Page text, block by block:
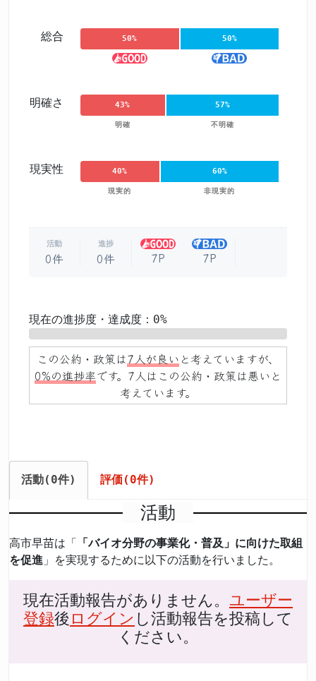
総合 50% 50%
明確さ 43%
明確
57%
不明確
現実性 40%
現実的
60%
非現実的
活動
0件
進捗
0件 7P 7P
現在の進捗度・達成度：0%
この公約・政策は7人が良い と考えていますが、
0%の進捗率です。7人はこの公約・政策は悪いと
考えています。
活動(0件) 評価(0件)
活動
高市早苗は「 「バイオ分野の事業化・普及」に向けた取組
を促進 」を実現するために以下の活動を行いました。
現在活動報告がありません。 ユーザー
登録後 ログイン し活動報告を投稿して
ください。